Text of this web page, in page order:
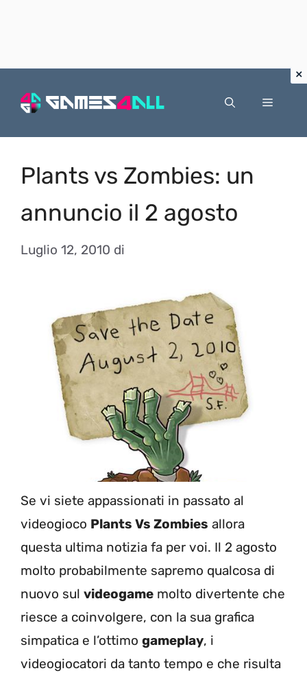
Menu
Plants vs Zombies: un
annuncio il 2 agosto
Luglio 12, 2010 di
Se vi siete appassionati in passato al
videogioco Plants Vs Zombies allora
questa ultima notizia fa per voi. Il 2 agosto
molto probabilmente sapremo qualcosa di
nuovo sul videogame molto divertente che
riesce a coinvolgere, con la sua grafica
simpatica e l’ottimo gameplay, i
videogiocatori da tanto tempo e che risulta